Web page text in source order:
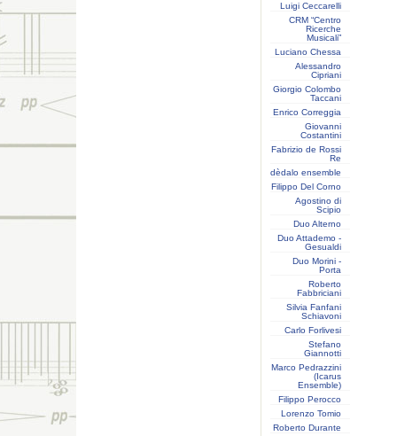
Luigi Ceccarelli
CRM “Centro
Ricerche
Musicali”
Luciano Chessa
Alessandro
Cipriani
Giorgio Colombo
Taccani
Enrico Correggia
Giovanni
Costantini
Fabrizio de Rossi
Re
dèdalo ensemble
Filippo Del Corno
Agostino di
Scipio
Duo Alterno
Duo Attademo -
Gesualdi
Duo Morini -
Porta
Roberto
Fabbriciani
Silvia Fanfani
Schiavoni
Carlo Forlivesi
Stefano
Giannotti
Marco Pedrazzini
(Icarus
Ensemble)
Filippo Perocco
Lorenzo Tomio
Roberto Durante